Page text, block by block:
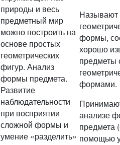
природы и весь
предметный мир
можно построить на
основе простых
геометрических
фигур. Анализ
формы предмета.
Развитие
наблюдательности
при восприятии
сложной формы и
умение «разделить»
Называют
формы,
хорошо
предметы
формами.
анализе
предмета
помощью